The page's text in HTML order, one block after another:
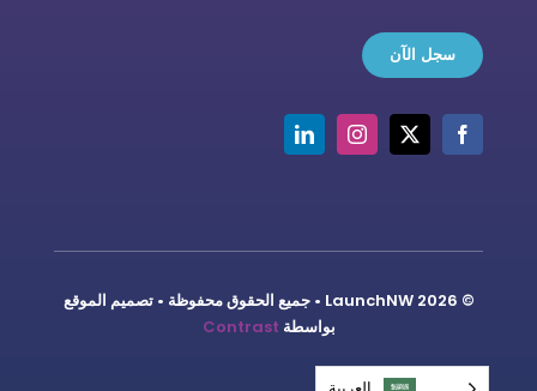
سجل الآن
© LaunchNW 2026 • جميع الحقوق محفوظة • تصميم الموقع
بواسطة Contrast